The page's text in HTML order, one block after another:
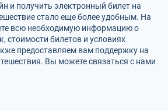
и получить электронный билет на
стало еще более удобным. На
всю необходимую информацию о
стоимости билетов и условиях
предоставляем вам поддержку на
Вы можете связаться с нами